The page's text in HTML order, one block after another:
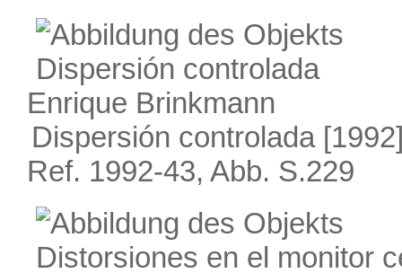
Enrique Brinkmann
Dispersión controlada
Ref. 1992-43, Abb. S.229